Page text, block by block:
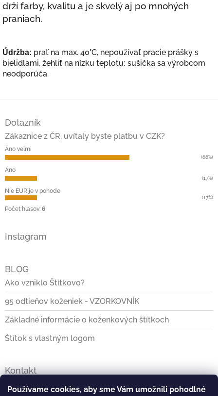
Používame cookies, aby sme Vám umožnili pohodlné
drží farby, kvalitu a je skvelý aj po mnohých
praniach.
Údržba: prať na max. 40°C, nepoužívať pracie prášky s
bielidlami, žehliť na nízku teplotu; sušička sa výrobcom
neodporúča.
e
Dotazník
Zákaznice z ČR, uvítaly byste platbu v CZK?
Áno veľmi
(66%)
Áno
(17%)
Nie EUR je v pohode
(17%)
Počet hlasov: 6
Instagram
BLOG
Ako vzniklo Štítkovo?
95 odtieňov koženiek - VZORKOVNÍK
Základné informácie o koženkových štítkoch
Štítok s vlastným logom
Kontakt
info@stitkovo.sk